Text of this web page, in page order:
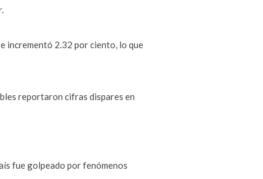
incrementó 2.32 por ciento, lo que
reportaron cifras dispares en
fue golpeado por fenómenos